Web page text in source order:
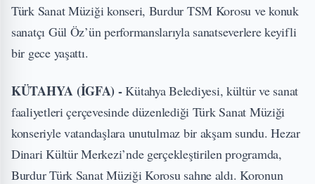
Türk Sanat Müziği konseri, Burdur TSM Korosu ve konuk
sanatçı Gül Öz’ün performanslarıyla sanatseverlere keyifli
bir gece yaşattı.
KÜTAHYA (İGFA) -Kütahya Belediyesi, kültür ve sanat
faaliyetleri çerçevesinde düzenlediği Türk Sanat Müziği
konseriyle vatandaşlara unutulmaz bir akşam sundu. Hezar
Dinari Kültür Merkezi’nde gerçekleştirilen programda,
Burdur Türk Sanat Müziği Korosu sahne aldı. Koronun